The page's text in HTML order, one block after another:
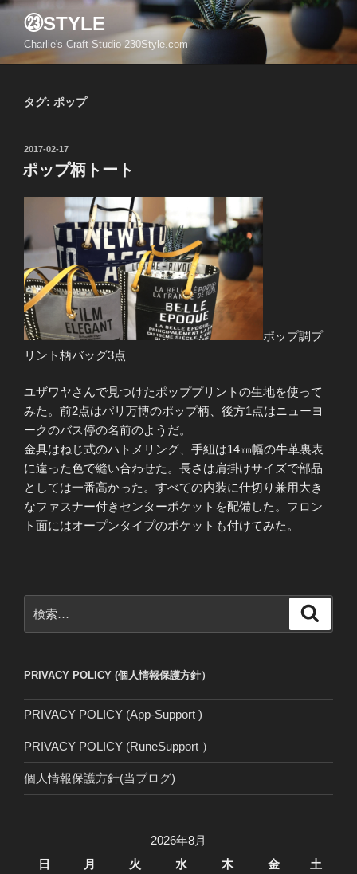
コ
ン
㉓STYLE
Charlie's Craft Studio 230Style.com
タグ: ポップ
投
稿
日:
2017-02-17
ポップ柄トート
ポップ調プ
リント柄バッグ3点
ユザワヤさんで見つけたポッププリントの生地を使って
みた。前2点はパリ万博のポップ柄、後方1点はニューヨ
ークのバス停の名前のようだ。
金具はねじ式のハトメリング、手紐は14㎜幅の牛革裏表
に違った色で縫い合わせた。長さは肩掛けサイズで部品
としては一番高かった。すべての内装に仕切り兼用大き
なファスナー付きセンターポケットを配備した。フロン
ト面にはオープンタイプのポケットも付けてみた。
索:
PRIVACY POLICY (個人情報保護方針）
PRIVACY POLICY (App-Support )
PRIVACY POLICY (RuneSupport ）
個人情報保護方針(当ブログ)
2026年8月
日
月 火 水 木 金 土